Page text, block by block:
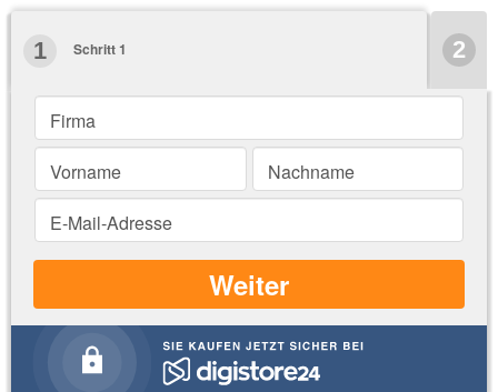
1 Schritt 1 2
Firma
Vorname
Nachname
E-Mail-Adresse
Weiter